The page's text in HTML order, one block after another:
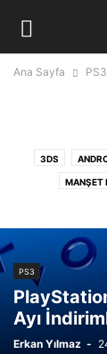
Ana Sayfa PS3
3DS
MANŞET
TANITIM YAZISI
PS3
Ayı
Erkan Yılmaz -